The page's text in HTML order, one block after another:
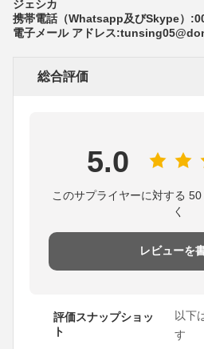
ジェシカ
携帯電話（Whatsapp及びSkype）
電子メール アドレス
総合評価
5.0
このサプライヤーに対する
く
レビューを
評価スナップショッ
ト
以下
す